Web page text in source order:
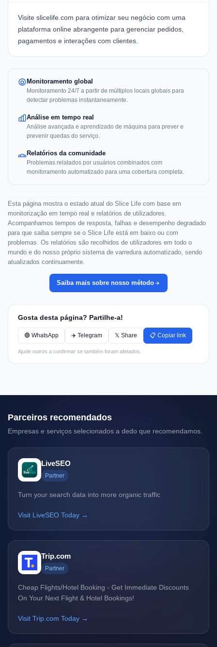
Visite slicelife.com para otimizar seu negócio com uma
plataforma online abrangente para gerenciar pedidos,
pagamentos e interações com clientes.
Monitoramento global
Monitoramento 24/7 a partir de múltiplos locais globais para
detectar problemas instantaneamente.
Análise em tempo real
Análise avançada e aprendizado de máquina para prever e
prevenir quedas do serviço.
Relatórios da comunidade
Problemas relatados por usuários combinados com
monitoramento automatizado para uma cobertura completa.
Esta página mostra o estado atual do Slice Life com base em
monitorização em tempo real e relatórios de utilizadores.
Acompanhamos tempos de resposta, falhas e desempenho degradado
para que saiba sempre se o Slice Life está em baixo ou com
problemas. Os relatórios são recolhidos de utilizadores em todo o
mundo e do nosso próprio sistema de varredura automatizado, sendo
atualizados continuamente.
Saiba mais sobre nosso método
Gosta desta página? Partilhe-a!
🟢 WhatsApp ✈️ Telegram 𝕏 Share 📋 Copiar link
Ajude outros a confirmar se também foram afetados.
Parceiros recomendados
Empresas e serviços selecionados a dedo que recomendamos.
LiveSEO
Partner
Turn your search data into more organic traffic
Visit LiveSEO Today →
Trip.com
Partner
Cheap Flights/Hotel Booking - Get Immediate Discounts
On Your Next Flight & Hotel Bookings!
Visit Trip.com Today →